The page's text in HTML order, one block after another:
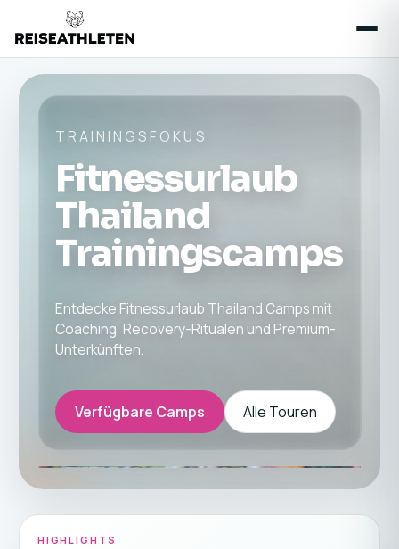
TRAININGSFOKUS
Fitnessurlaub
Thailand
Trainingscamps
Entdecke Fitnessurlaub Thailand Camps mit
Coaching, Recovery-Ritualen und Premium-
Unterkünften.
Verfügbare Camps Alle Touren
HIGHLIGHTS